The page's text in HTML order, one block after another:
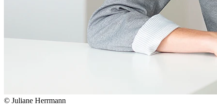
© Juliane Herrmann